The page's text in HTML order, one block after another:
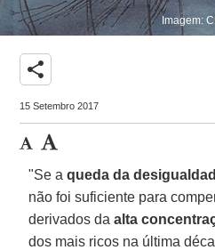
Imagem:
share
15 Setembro 2017
"Se aqueda da
não foi suficiente para
derivados daalta
dos mais ricos na última